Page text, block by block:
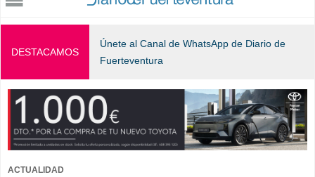
DESTACAMOS
Únete al Canal de WhatsApp de Diario de
Fuerteventura
ACTUALIDAD